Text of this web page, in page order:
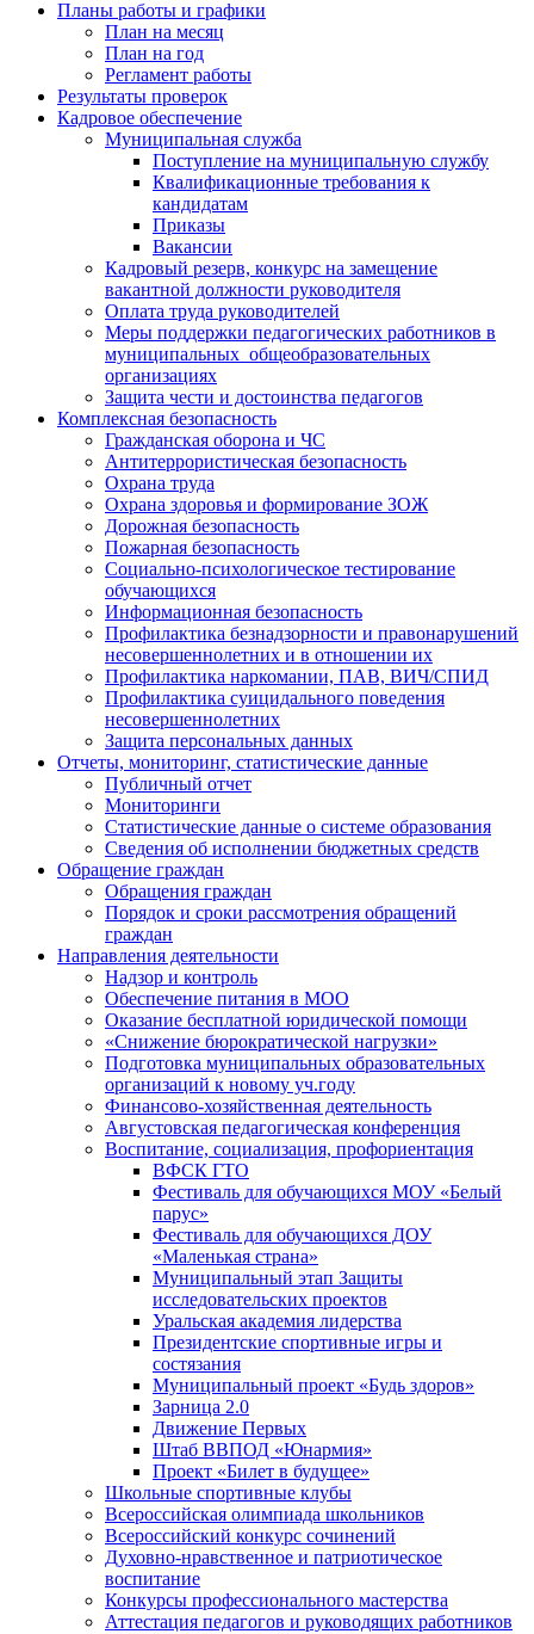
Планы работы и графики
План на месяц
План на год
Регламент работы
Результаты проверок
Кадровое обеспечение
Муниципальная служба
Поступление на муниципальную службу
Квалификационные требования к
кандидатам
Приказы
Вакансии
Кадровый резерв, конкурс на замещение
вакантной должности руководителя
Оплата труда руководителей
Меры поддержки педагогических работников в
муниципальных общеобразовательных
организациях
Защита чести и достоинства педагогов
Комплексная безопасность
Гражданская оборона и ЧС
Антитеррористическая безопасность
Охрана труда
Охрана здоровья и формирование ЗОЖ
Дорожная безопасность
Пожарная безопасность
Социально-психологическое тестирование
обучающихся
Информационная безопасность
Профилактика безнадзорности и правонарушений
несовершеннолетних и в отношении их
Профилактика наркомании, ПАВ, ВИЧ/СПИД
Профилактика суицидального поведения
несовершеннолетних
Защита персональных данных
Отчеты, мониторинг, статистические данные
Публичный отчет
Мониторинги
Статистические данные о системе образования
Сведения об исполнении бюджетных средств
Обращение граждан
Обращения граждан
Порядок и сроки рассмотрения обращений
граждан
Направления деятельности
Надзор и контроль
Обеспечение питания в МОО
Оказание бесплатной юридической помощи
«Снижение бюрократической нагрузки»
Подготовка муниципальных образовательных
организаций к новому уч.году
Финансово-хозяйственная деятельность
Августовская педагогическая конференция
Воспитание, социализация, профориентация
ВФСК ГТО
Фестиваль для обучающихся МОУ «Белый
парус»
Фестиваль для обучающихся ДОУ
«Маленькая страна»
Муниципальный этап Защиты
исследовательских проектов
Уральская академия лидерства
Президентские спортивные игры и
состязания
Муниципальный проект «Будь здоров»
Зарница 2.0
Движение Первых
Штаб ВВПОД «Юнармия»
Проект «Билет в будущее»
Школьные спортивные клубы
Всероссийская олимпиада школьников
Всероссийский конкурс сочинений
Духовно-нравственное и патриотическое
воспитание
Конкурсы профессионального мастерства
Аттестация педагогов и руководящих работников